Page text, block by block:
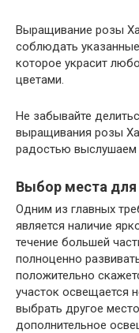
Выращивание розы
соблюдать
которое украсит
цветами.
Не забывайте
выращивания розы
радостью выслушаем
Выбор места
Одним из главных
является наличие
течение большей
полноценно
положительно
участок освещается
выбрать другое
дополнительное